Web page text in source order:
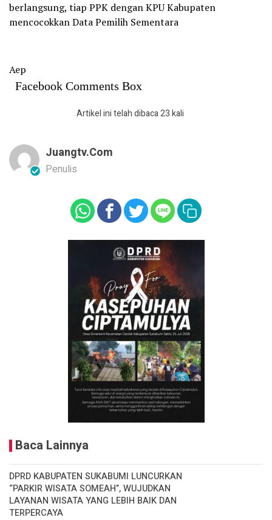
berlangsung, tiap PPK dengan KPU Kabupaten
mencocokkan Data Pemilih Sementara
Aep
Facebook Comments Box
Artikel ini telah dibaca 23 kali
Juangtv.com
Penulis
Baca Lainnya
DPRD KABUPATEN SUKABUMI LUNCURKAN
“PARKIR WISATA SOMEAH”, WUJUDKAN
LAYANAN WISATA YANG LEBIH BAIK DAN
TERPERCAYA